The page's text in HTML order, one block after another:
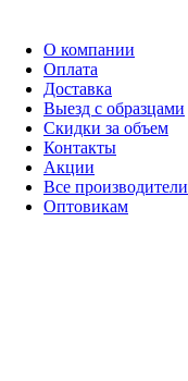
О компании
Оплата
Доставка
Выезд с образцами
Скидки за объем
Контакты
Акции
Все производители
Оптовикам